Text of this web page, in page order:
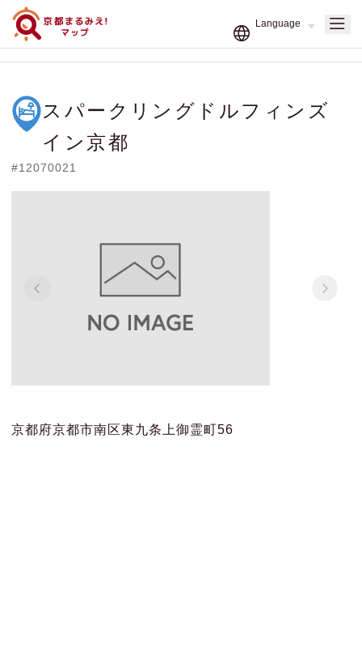
スパークリングドルフィンズ
イン京都
#12070021
京都府京都市南区東九条上御霊町56